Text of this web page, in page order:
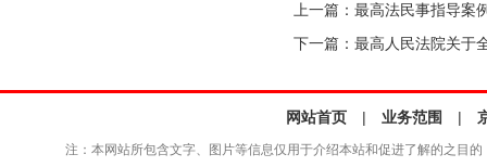
上一篇： 最高法民事指导案
下一篇： 最高人民法院关于
网站首页 | 业务范围 |
注：本网站所包含文字、图片等信息仅用于介绍本站和促进了解的之目